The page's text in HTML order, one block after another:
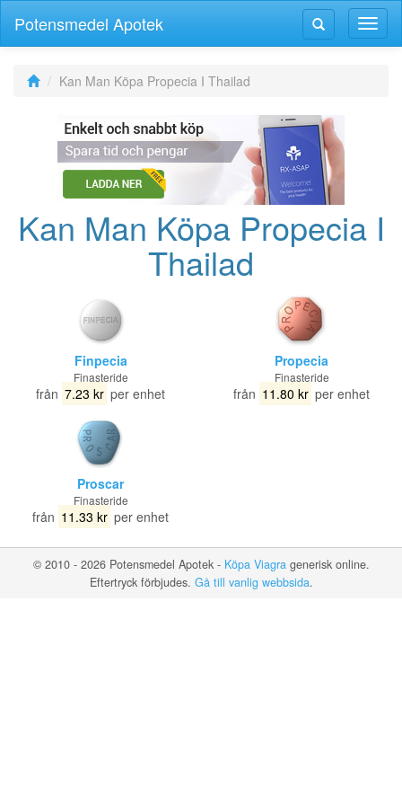
Växla
Växla
navigering
Potensmedel Apotek
Kan Man Köpa Propecia I Thailad
Kan Man Köpa Propecia I
Thailad
Finpecia
Finasteride
från 7.23 kr per enhet
Propecia
Finasteride
från 11.80 kr per enhet
Proscar
Finasteride
från 11.33 kr per enhet
© 2010 - 2026 Potensmedel Apotek - Köpa Viagragenerisk online.
Eftertryck förbjudes. Gå till vanlig webbsida.